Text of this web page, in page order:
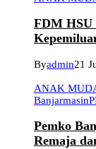
FDM HSU
Byadmin21
ANAK
Banjarmasin
Pemko
Remaja